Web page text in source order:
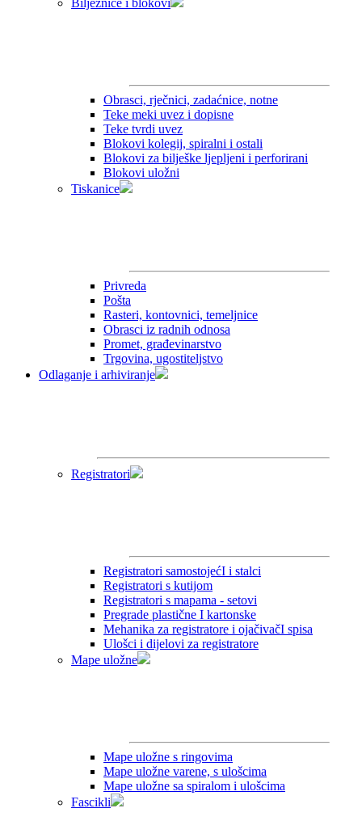
Obrasci, rječnici, zadaćnice, notne
Teke meki uvez i dopisne
Teke tvrdi uvez
Blokovi kolegij, spiralni i ostali
Blokovi za bilješke ljepljeni i perforirani
Blokovi uložni
Tiskanice
Privreda
Pošta
Rasteri, kontovnici, temeljnice
Obrasci iz radnih odnosa
Promet, građevinarstvo
Trgovina, ugostiteljstvo
Odlaganje i arhiviranje
Registratori
Registratori samostojećI i stalci
Registratori s kutijom
Registratori s mapama - setovi
Pregrade plastične I kartonske
Mehanika za registratore i ojačivačI spisa
Ulošci i dijelovi za registratore
Mape uložne
Mape uložne s ringovima
Mape uložne varene, s ulošcima
Mape uložne sa spiralom i ulošcima
Fascikli